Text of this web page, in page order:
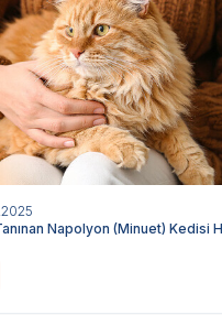
Napolyon (Minuet) Kedisi